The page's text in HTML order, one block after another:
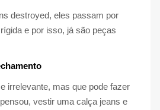
destroyed, eles passam por
e por isso, já são peças
irrelevante, mas que pode fazer
vestir uma calça jeans e